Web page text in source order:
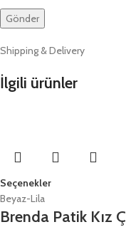
Shipping & Delivery
İlgili ürünler
Seçenekler
Beyaz-Lila
Brenda Patik Kız